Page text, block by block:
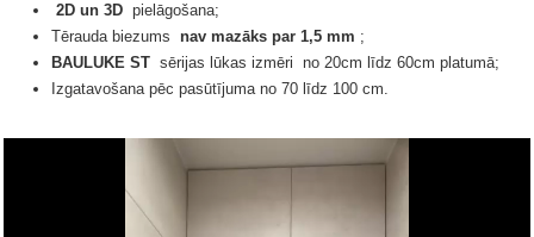
2D un 3D pielāgošana;
Tērauda biezums nav mazāks par 1,5 mm ;
BAULUKE ST sērijas lūkas izmēri no 20cm līdz 60cm platumā;
Izgatavošana pēc pasūtījuma no 70 līdz 100 cm.